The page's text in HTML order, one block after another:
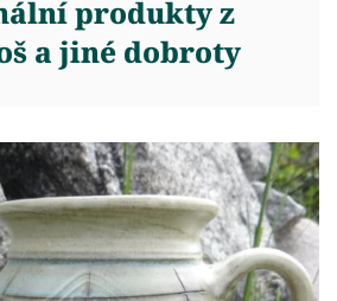
produkty z
a jiné dobroty